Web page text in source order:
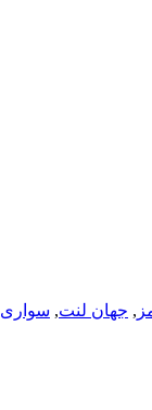
, جهان لنت, سواری